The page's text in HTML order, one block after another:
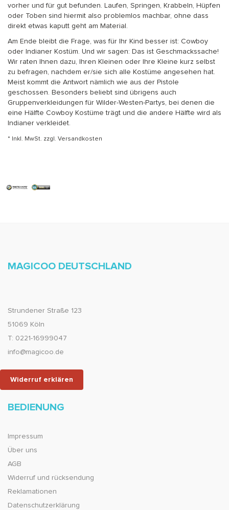
vorher und für gut befunden. Laufen, Springen, Krabbeln, Hüpfen
oder Toben sind hiermit also problemlos machbar, ohne dass
direkt etwas kaputt geht am Material.
Am Ende bleibt die Frage, was für Ihr Kind besser ist: Cowboy
oder Indianer Kostüm. Und wir sagen: Das ist Geschmackssache!
Wir raten Ihnen dazu, Ihren Kleinen oder Ihre Kleine kurz selbst
zu befragen, nachdem er/sie sich alle Kostüme angesehen hat.
Meist kommt die Antwort nämlich wie aus der Pistole
geschossen. Besonders beliebt sind übrigens auch
Gruppenverkleidungen für Wilder-Westen-Partys, bei denen die
eine Hälfte Cowboy Kostüme trägt und die andere Hälfte wird als
Indianer verkleidet.
* Inkl. MwSt. zzgl. Versandkosten
MAGICOO DEUTSCHLAND
Strundener Straße 123
51069 Köln
T: 0221-16999047
info@magicoo.de
Widerruf erklären
BEDIENUNG
Impressum
Über uns
AGB
Widerruf und rücksendung
Reklamationen
Datenschutzerklärung